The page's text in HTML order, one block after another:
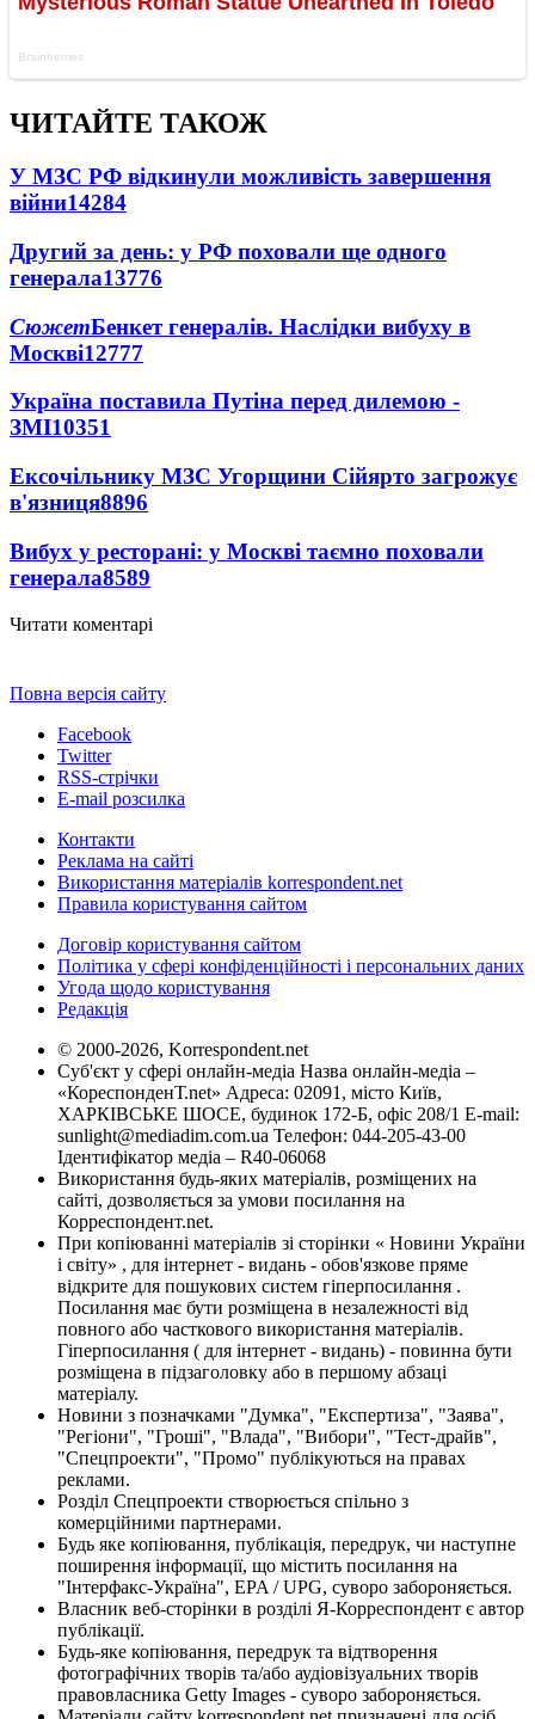
ЧИТАЙТЕ ТАКОЖ
У МЗС РФ відкинули можливість завершення
війни14284
Другий за день: у РФ поховали ще одного
генерала13776
СюжетБенкет генералів. Наслідки вибуху в
Москві12777
Україна поставила Путіна перед дилемою -
ЗМІ10351
Ексочільнику МЗС Угорщини Сійярто загрожує
в'язниця8896
Вибух у ресторані: у Москві таємно поховали
генерала8589
Читати коментарі
Повна версія сайту
Facebook
Twitter
RSS-стрічки
E-mail розсилка
Контакти
Реклама на сайті
Використання матеріалів korrespondent.net
Правила користування сайтом
Договір користування сайтом
Політика у сфері конфіденційності і персональних даних
Угода щодо користування
Редакція
© 2000-2026, Korrespondent.net
Суб'єкт у сфері онлайн-медіа Назва онлайн-медіа –
«КореспонденТ.net» Адреса: 02091, місто Київ,
ХАРКІВСЬКЕ ШОСЕ, будинок 172-Б, офіс 208/1 E-mail:
sunlight@mediadim.com.ua Телефон: 044-205-43-00
Ідентифікатор медіа – R40-06068
Використання будь-яких матеріалів, розміщених на
сайті, дозволяється за умови посилання на
Корреспондент.net.
При копіюванні матеріалів зі сторінки « Новини України
і світу» , для інтернет - видань - обов'язкове пряме
відкрите для пошукових систем гіперпосилання .
Посилання має бути розміщена в незалежності від
повного або часткового використання матеріалів.
Гіперпосилання ( для інтернет - видань) - повинна бути
розміщена в підзаголовку або в першому абзаці
матеріалу.
Новини з позначками "Думка", "Експертиза", "Заява",
"Регіони", "Гроші", "Влада", "Вибори", "Тест-драйв",
"Спецпроекти", "Промо" публікуються на правах
реклами.
Розділ Спецпроекти створюється спільно з
комерційними партнерами.
Будь яке копіювання, публікація, передрук, чи наступне
поширення інформації, що містить посилання на
"Інтерфакс-Україна", EPA / UPG, суворо забороняється.
Власник веб-сторінки в розділі Я-Корреспондент є автор
публікації.
Будь-яке копіювання, передрук та відтворення
фотографічних творів та/або аудіовізуальних творів
правовласника Getty Images - суворо забороняється.